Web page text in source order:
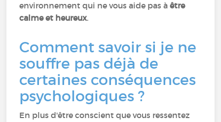
environnement qui ne vous aide pas àêtre
calme et heureux.
Comment savoir si je ne
souffre pas déjà de
certaines conséquences
psychologiques ?
En plus d'être conscient que vous ressentez